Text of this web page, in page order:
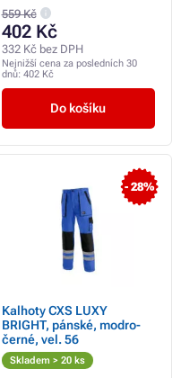
559 Kč
402 Kč
332 Kč bez DPH
Nejnižší cena za posledních 30
dnů: 402 Kč
Do košíku
- 28%
Kalhoty CXS LUXY
BRIGHT, pánské, modro-
černé, vel. 56
Skladem > 20 ks